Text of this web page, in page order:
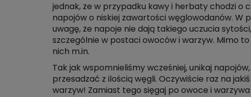
jednak, że w przypadku kawy i herbaty chodzi o
napojów o niskiej zawartości węglowodanów. W
uwagę, że napoje nie dają takiego uczucia
szczególnie w postaci owoców i warzyw. Mimo
nich m.in.
Tak jak wspomnieliśmy wcześniej, unikaj
przesadzać z ilością węgli. Oczywiście raz na
warzyw! Zamiast tego sięgaj po owoce i